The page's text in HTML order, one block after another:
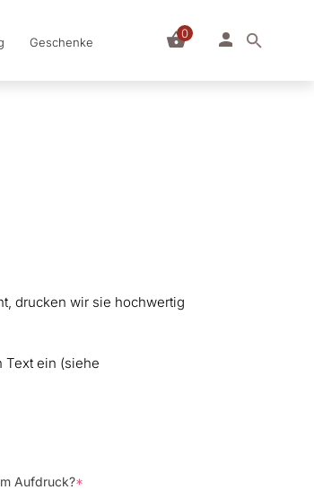
Geschenke
0
drucken wir sie hochwertig
Text ein (siehe
Aufdruck?*